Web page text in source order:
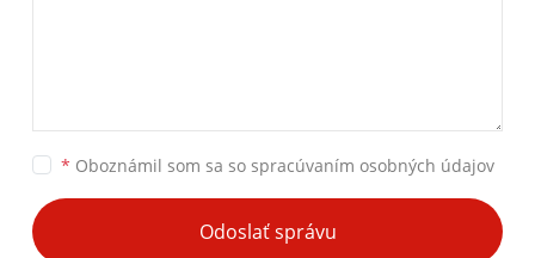
* Oboznámil som sa so spracúvaním osobných údajov
Odoslať správu